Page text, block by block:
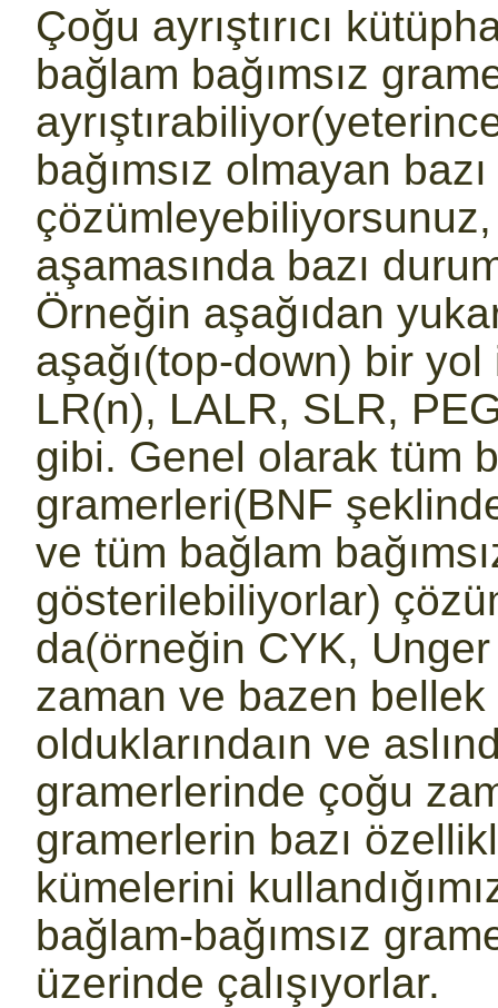
Çoğu ayrıştırıcı
bağlam bağımsız
bağımsız olmayan
aşamasında bazı
Örneğin aşağıdan
aşağı(top-down) bir
LR(n), LALR, SLR,
gibi. Genel olarak tüm
gramerleri(BNF
ve tüm bağlam
gösterilebiliyorlar)
da(örneğin CYK,
zaman ve bazen bellek
olduklarındaın ve
gramerlerinde çoğu
gramerlerin bazı
kümelerini
bağlam-bağımsız
üzerinde çalışıyorlar.